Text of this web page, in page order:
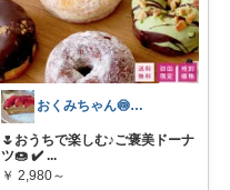
おくみちゃん🍥朝コレ界隈✌🏻
🌷おうちで楽しむ♪ご褒美ドーナ
ツ🍩 ✔️ ...
￥ 2,980～